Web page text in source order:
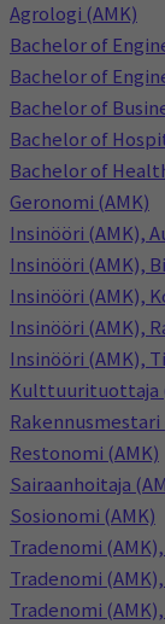
Agrologi (AMK)
Bachelor of
Bachelor of
Bachelor of
Bachelor of
Bachelor of
Geronomi (AMK)
Insinööri (AMK),
Insinööri (AMK),
Insinööri (AMK),
Insinööri (AMK),
Insinööri (AMK),
Kulttuurituottaja
Restonomi (AMK)
Sairaanhoitaja
Sosionomi (AMK)
Tradenomi
Tradenomi
Tradenomi